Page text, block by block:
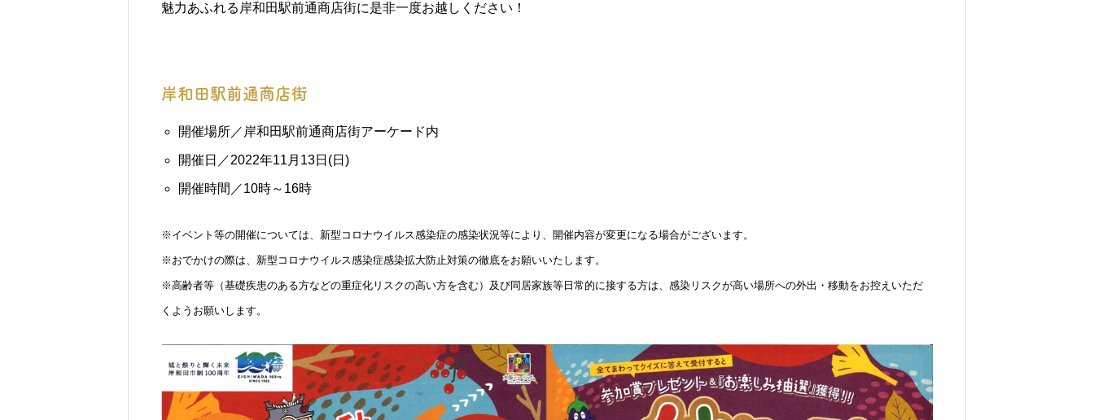
魅力あふれる岸和田駅前通商店街に是非一度お越しください！
岸和田駅前通商店街
開催場所／岸和田駅前通商店街アーケード内
開催日／2022年11月13日(日)
開催時間／10時～16時
※イベント等の開催については、新型コロナウイルス感染症の感染状況等により、開催内容が変更になる場合がございます。
※おでかけの際は、新型コロナウイルス感染症感染拡大防止対策の徹底をお願いいたします。
※高齢者等（基礎疾患のある方などの重症化リスクの高い方を含む）及び同居家族等日常的に接する方は、感染リスクが高い場所への外出・移動をお控えいただ
くようお願いします。